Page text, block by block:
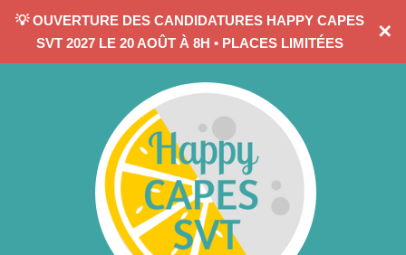
CONTACTEZ-MOI
💡 OUVERTURE DES CANDIDATURES HAPPY CAPES
SVT 2027 LE 20 AOÛT À 8H • PLACES LIMITÉES
✕